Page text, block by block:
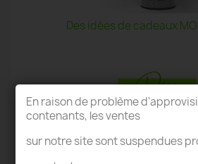
Des idées de cadeaux
TERRARIUM
En raison de problème
contenants, les ventes
sur notre site sont suspendues